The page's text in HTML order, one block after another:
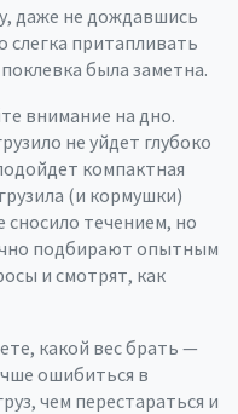
даже не дождавшись
слегка притапливать
была заметна.
внимание на дно.
не уйдет глубоко
компактная
(и кормушки)
сносило течением, но
подбирают опытным
и смотрят, как
какой вес брать —
ошибиться в
чем перестараться и